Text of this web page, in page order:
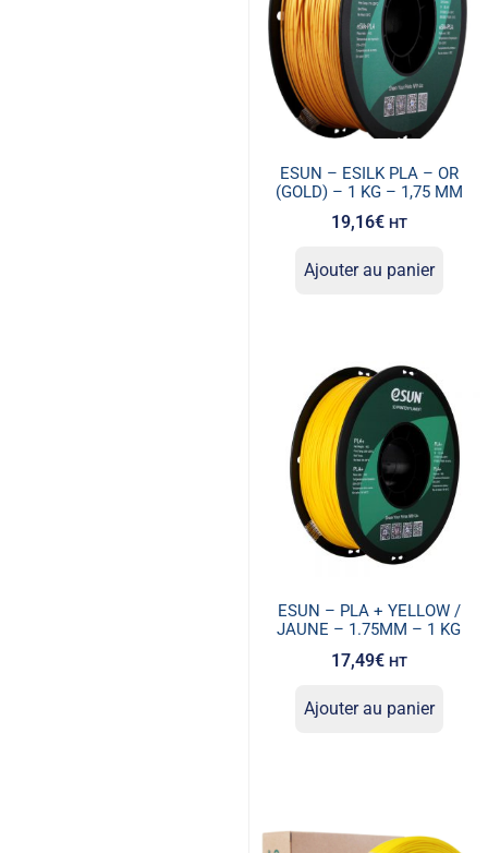
ESUN – ESILK PLA – OR
(GOLD) – 1 KG – 1,75 MM
19,16€ HT
Ajouter au panier
ESUN – PLA + YELLOW /
JAUNE – 1.75MM – 1 KG
17,49€ HT
Ajouter au panier